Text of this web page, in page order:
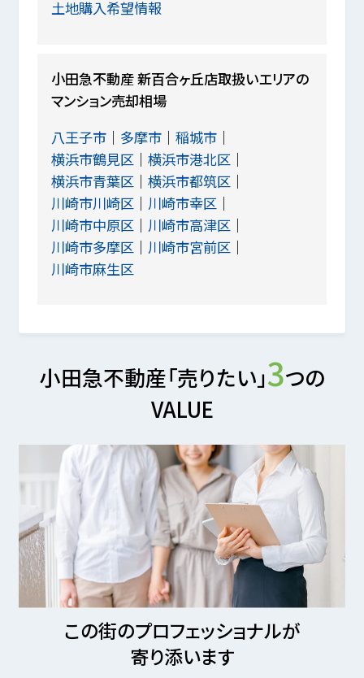
土地購入希望情報
小田急不動産 新百合ヶ丘店取扱いエリアの
マンション売却相場
八王子市
多摩市
稲城市
横浜市鶴見区
横浜市港北区
横浜市青葉区
横浜市都筑区
川崎市川崎区
川崎市幸区
川崎市中原区
川崎市高津区
川崎市多摩区
川崎市宮前区
川崎市麻生区
小田急不動産「売りたい」3つの
VALUE
この街のプロフェッショナルが
寄り添います